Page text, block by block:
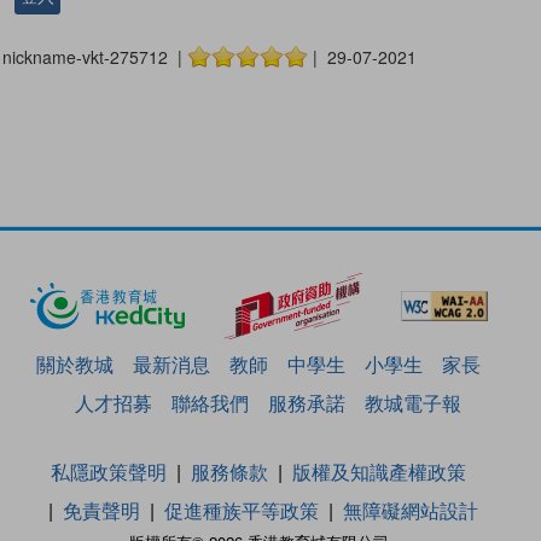
nickname-vkt-275712 | | 29-07-2021
關於教城 最新消息 教師 中學生 小學生
家長
人才招募
聯絡我們 服務承諾 教城電子報
私隱政策聲明 服務條款
版權及知識產權政策
免責聲明
促進種族平等政策 無障礙網站設計